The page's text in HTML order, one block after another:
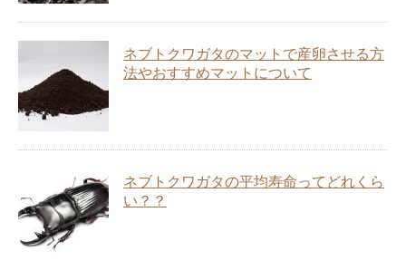
ネブトクワガタのマットで産卵させる方
法やおすすめマットについて
ネブトクワガタの平均寿命ってどれくら
い？？